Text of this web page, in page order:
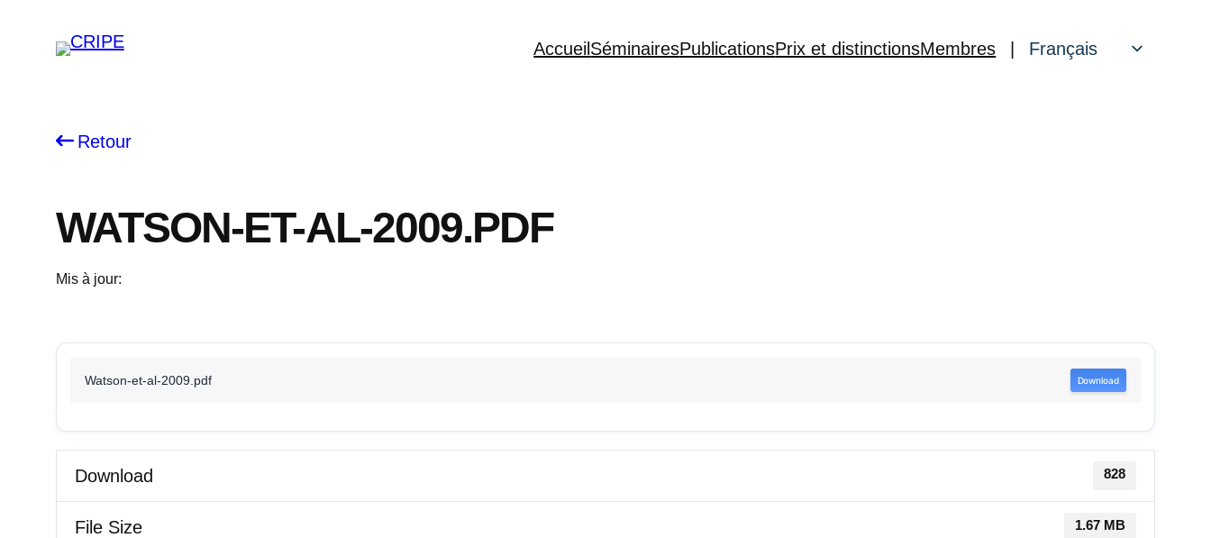
AccueilSéminairesPublicationsPrix et distinctionsMembres |
Français
Retour
WATSON-ET-AL-2009.PDF
Mis à jour:
Watson-et-al-2009.pdf Download
Download 828
File Size 1.67 MB